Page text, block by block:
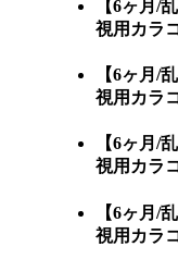
【6ヶ月/
視用カラ
【6ヶ月/
視用カラ
【6ヶ月/
視用カラ
【6ヶ月/
視用カラ